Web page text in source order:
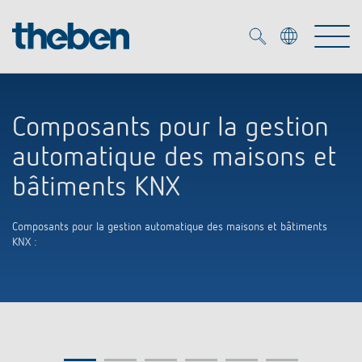
Produits
KNX
Smart Home
Spots LED
OEM
Solutions
Composants pour la gestion
automatique des maisons et
bâtiments KNX
Composants pour la gestion automatique des maisons et bâtiments
KNX :